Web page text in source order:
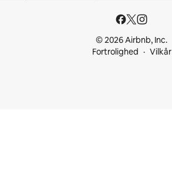
© 2026 Airbnb, Inc.
Fortrolighed
Vilkår